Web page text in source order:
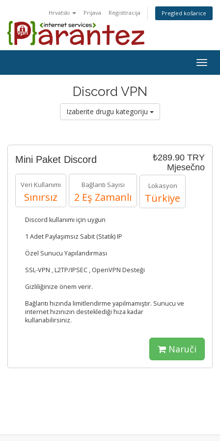
Hrvatski Prijava Registtracija Pregled košarice
Discord VPN
Izaberite drugu kategoriju
₺289.90 TRY
Mjesečno
Mini Paket Discord
Veri Kullanımı
Sınırsız
Bağlantı Sayısı
2 Eş Zamanlı
Lokasyon
Türkiye
Discord kullanımı için uygun
1 Adet Paylaşımsız Sabit (Statik) IP
Özel Sunucu Yapılandırması
SSL-VPN , L2TP/IPSEC , OpenVPN Desteği
Gizliliğinize önem verir.
Bağlantı hızında limitlendirme yapılmamıştır. Sunucu ve
internet hızınızın desteklediği hıza kadar
kullanabilirsiniz.
Naruči